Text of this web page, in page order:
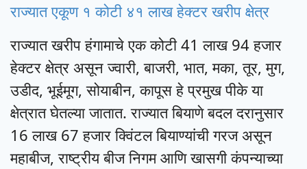
राज्यात एकूण १ कोटी ४१ लाख हेक्टर खरीप क्षेत्र
राज्यात खरीप हंगामाचे एक कोटी 41 लाख 94 हजार
हेक्टर क्षेत्र असून ज्वारी, बाजरी, भात, मका, तूर, मुग,
उडीद, भूईमूग, सोयाबीन, कापूस हे प्रमुख पीके या
क्षेत्रात घेतल्या जातात. राज्यात बियाणे बदल दरानुसार
16 लाख 67 हजार क्विंटल बियाण्यांची गरज असून
महाबीज, राष्ट्रीय बीज निगम आणि खासगी कंपन्याच्या